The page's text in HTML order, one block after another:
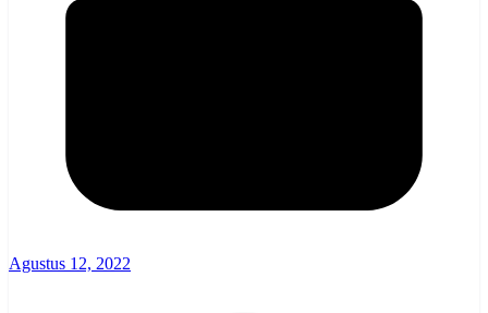
Agustus 12, 2022